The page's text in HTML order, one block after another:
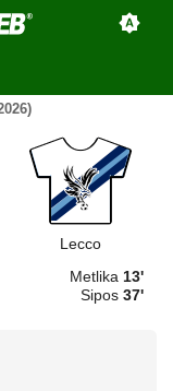
Lecco
Metlika 13'
Sipos 37'